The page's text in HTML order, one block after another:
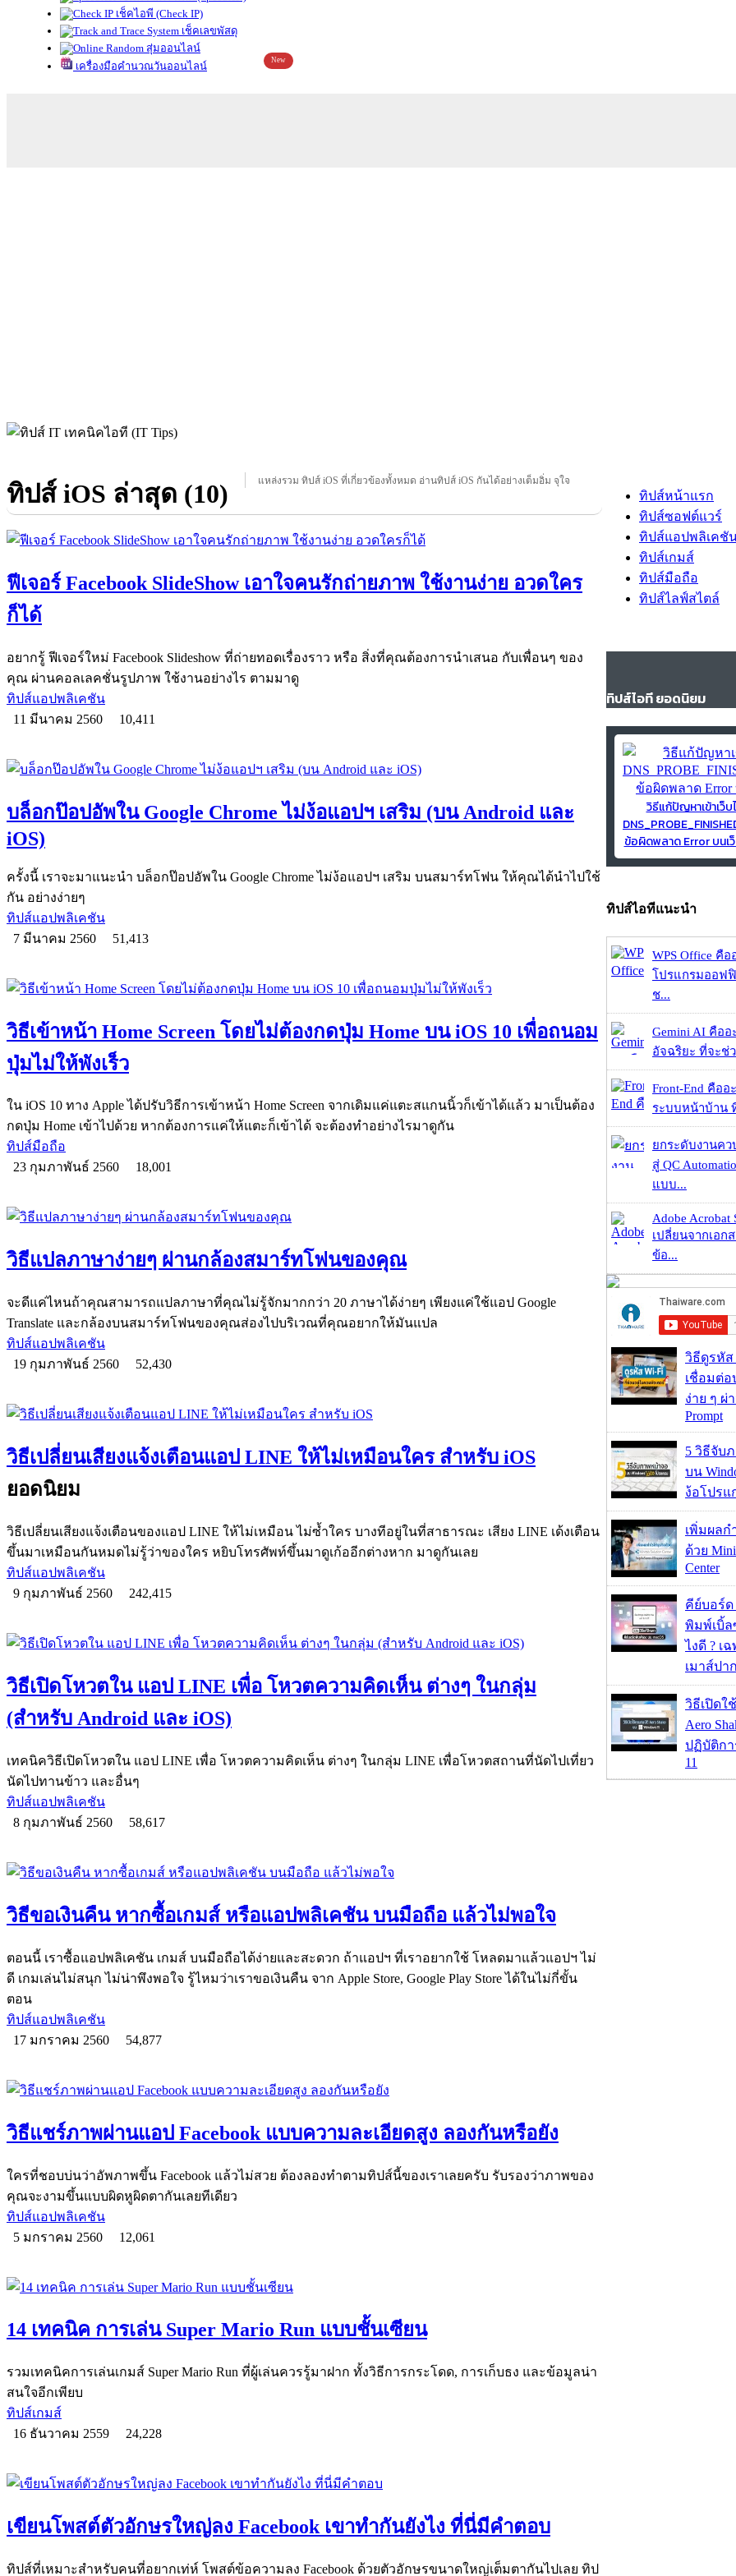
เช็คไอพี (Check IP)
เช็คเลขพัสดุ
สุ่มออนไลน์
เครื่องมือคำนวณวันออนไลน์
New
ทิปส์ iOS ล่าสุด (10) แหล่งรวม ทิปส์ iOS ที่เกี่ยวข้องทั้งหมด อ่านทิปส์ iOS กันได้อย่างเต็มอิ่ม จุใจ
ฟีเจอร์ Facebook SlideShow เอาใจคนรักถ่ายภาพ ใช้งานง่าย อวดใคร
ก็ได้
อยากรู้ ฟีเจอร์ใหม่ Facebook Slideshow ที่ถ่ายทอดเรื่องราว หรือ สิ่งที่คุณต้องการนำเสนอ กับเพื่อนๆ ของ
คุณ ผ่านคอลเลคชั่นรูปภาพ ใช้งานอย่างไร ตามมาดู
ทิปส์แอปพลิเคชัน
11 มีนาคม 2560
10,411
บล็อกป๊อปอัพใน Google Chrome ไม่ง้อแอปฯ เสริม (บน Android และ
iOS)
ครั้งนี้ เราจะมาแนะนำ บล็อกป๊อปอัพใน Google Chrome ไม่ง้อแอปฯ เสริม บนสมาร์ทโฟน ให้คุณได้นำไปใช้
กัน อย่างง่ายๆ
ทิปส์แอปพลิเคชัน
7 มีนาคม 2560
51,413
วิธีเข้าหน้า Home Screen โดยไม่ต้องกดปุ่ม Home บน iOS 10 เพื่อถนอม
ปุ่มไม่ให้พังเร็ว
ใน iOS 10 ทาง Apple ได้ปรับวิธีการเข้าหน้า Home Screen จากเดิมแค่แตะสแกนนิ้วก็เข้าได้แล้ว มาเป็นต้อง
กดปุ่ม Home เข้าไปด้วย หากต้องการแค่ให้แตะก็เข้าได้ จะต้องทำอย่างไรมาดูกัน
ทิปส์มือถือ
23 กุมภาพันธ์ 2560
18,001
วิธีแปลภาษาง่ายๆ ผ่านกล้องสมาร์ทโฟนของคุณ
จะดีแค่ไหนถ้าคุณสามารถแปลภาษาที่คุณไม่รู้จักมากกว่า 20 ภาษาได้ง่ายๆ เพียงแค่ใช้แอป Google
Translate และกล้องบนสมาร์ทโฟนของคุณส่องไปบริเวณที่คุณอยากให้มันแปล
ทิปส์แอปพลิเคชัน
19 กุมภาพันธ์ 2560
52,430
วิธีเปลี่ยนเสียงแจ้งเตือนแอป LINE ให้ไม่เหมือนใคร สำหรับ iOS
ยอดนิยม
วิธีเปลี่ยนเสียงแจ้งเตือนของแอป LINE ให้ไม่เหมือน ไม่ซ้ำใคร บางทีอยู่ในที่สาธารณะ เสียง LINE เด้งเตือน
ขึ้นมาเหมือนกันหมดไม่รู้ว่าของใคร หยิบโทรศัพท์ขึ้นมาดูเก้ออีกต่างหาก มาดูกันเลย
ทิปส์แอปพลิเคชัน
9 กุมภาพันธ์ 2560
242,415
วิธีเปิดโหวตใน แอป LINE เพื่อ โหวตความคิดเห็น ต่างๆ ในกลุ่ม
(สำหรับ Android และ iOS)
เทคนิควิธีเปิดโหวตใน แอป LINE เพื่อ โหวตความคิดเห็น ต่างๆ ในกลุ่ม LINE เพื่อโหวตสถานที่นัดไปเที่ยว
นัดไปทานข้าว และอื่นๆ
ทิปส์แอปพลิเคชัน
8 กุมภาพันธ์ 2560
58,617
วิธีขอเงินคืน หากซื้อเกมส์ หรือแอปพลิเคชัน บนมือถือ แล้วไม่พอใจ
ตอนนี้ เราซื้อแอปพลิเคชัน เกมส์ บนมือถือได้ง่ายและสะดวก ถ้าแอปฯ ที่เราอยากใช้ โหลดมาแล้วแอปฯ ไม่
ดี เกมเล่นไม่สนุก ไม่น่าพึงพอใจ รู้ไหมว่าเราขอเงินคืน จาก Apple Store, Google Play Store ได้ในไม่กี่ขั้น
ตอน
ทิปส์แอปพลิเคชัน
17 มกราคม 2560
54,877
วิธีแชร์ภาพผ่านแอป Facebook แบบความละเอียดสูง ลองกันหรือยัง
ใครที่ชอบบ่นว่าอัพภาพขึ้น Facebook แล้วไม่สวย ต้องลองทำตามทิปส์นี้ของเราเลยครับ รับรองว่าภาพของ
คุณจะงามขึ้นแบบผิดหูผิดตากันเลยทีเดียว
ทิปส์แอปพลิเคชัน
5 มกราคม 2560
12,061
14 เทคนิค การเล่น Super Mario Run แบบชั้นเซียน
รวมเทคนิคการเล่นเกมส์ Super Mario Run ที่ผู้เล่นควรรู้มาฝาก ทั้งวิธีการกระโดด, การเก็บธง และข้อมูลน่า
สนใจอีกเพียบ
ทิปส์เกมส์
16 ธันวาคม 2559
24,228
เขียนโพสต์ตัวอักษรใหญ่ลง Facebook เขาทำกันยังไง ที่นี่มีคำตอบ
ทิปส์ที่เหมาะสำหรับคนที่อยากเท่ห์ โพสต์ข้อความลง Facebook ด้วยตัวอักษรขนาดใหญ่เต็มตากันไปเลย ทิป
ทิปส์หน้าแรก
ทิปส์ซอฟต์แวร์
ทิปส์แอปพลิเคชั
ทิปส์เกมส์
ทิปส์มือถือ
ทิปส์ไลฟ์สไตล์
ทิปส์ไอที ยอดนิยม
วิธีแก้ปัญหาเข้าเว็บ
ข้อผิดพลาด Error บนเว็
ทิปส์ไอทีแนะนำ
WPS Office คือ
โปรแกรมออฟ
ช...
Gemini AI คืออ
อัจฉริยะ ที่จะช่
Front-End คืออ
ระบบหน้าบ้าน
ยกระดับงานค
สู่ QC
แบบ...
Adobe Acrobat
เปลี่ยนจากเอก
ข้อ...
วิธีดูรหัส
เชื่อมต่อ
ง่าย ๆ ผ่
Prompt
5 วิธีจับ
บน
ง้อโปรแ
เพิ่มผลก
ด้วย
Center
คีย์บอร์ด
พิมพ์เบิ้ล
ไงดี ? เ
เมาส์ปา
วิธีเปิด
Aero
ปฏิบัติกา
11